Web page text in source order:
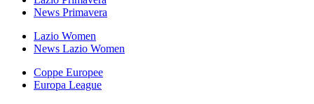
News Primavera
Lazio Women
News Lazio Women
Coppe Europee
Europa League